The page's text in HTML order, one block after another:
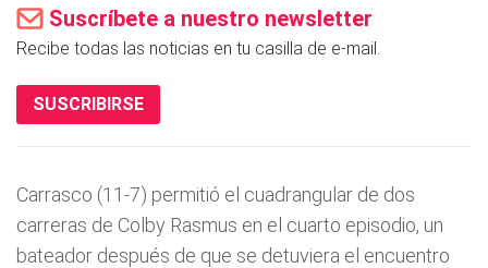
Suscríbete a nuestro newsletter
Recibe todas las noticias en tu casilla de e-mail.
SUSCRIBIRSE
Carrasco (11-7) permitió el cuadrangular de dos
carreras de Colby Rasmus en el cuarto episodio, un
bateador después de que se detuviera el encuentro